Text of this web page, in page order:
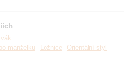
manželku
Ložnice Orientální styl